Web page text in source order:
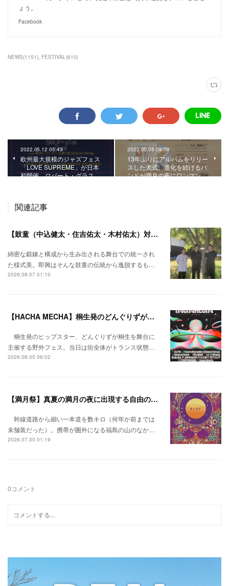
ょう。
Facebook
NEWS(1151) FESTIVAL(610)
2022.05.12 05:43
欧州最大規模のジャズフェス
「LOVE SUPREME」が日本
初開催。ロバート・グラス…
2022.05.05 08:09
13年ぶりにアルバムをリリー
スした犬式。進化を続けるバ
ンドが満月の夜にワンマン…
関連記事
【鼓童（中込健太・住吉佑太・木村佑太）対談】即興で得られる新たな感覚。
綿密な鍛錬と構成から生み出される舞台での統一され
た様式美。即興はそんな鼓童の伝統から逸脱するも…
2026.08.07 01:10
【HACHA MECHA】桐生発のどんぐりずが桐生をハチャメチャに彩る。
桐生発のヒップスター、どんぐりずが桐生を舞台に
主催する野外フェス。当日は街全体がトランス状態…
2026.08.05 06:02
【満月祭】真夏の満月の夜に出現する自由の桃源郷。
幹線道路から細い一本道を数キロ（何年か前までは
未舗装だった）。携帯が圏外になる福島の山のなか…
2026.07.30 01:19
0コメント